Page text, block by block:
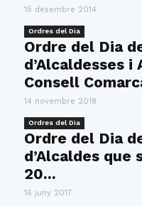
15 desembre 2014
Ordres del Dia
Ordre del Dia
d’Alcaldesses i
Consell
14 novembre 2018
Ordres del Dia
Ordre del Dia
d’Alcaldes que
20...
16 juny 2017